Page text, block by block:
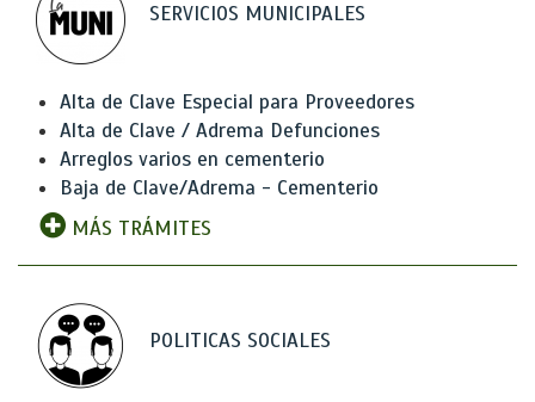
SERVICIOS MUNICIPALES
Alta de Clave Especial para Proveedores
Alta de Clave / Adrema Defunciones
Arreglos varios en cementerio
Baja de Clave/Adrema - Cementerio
MÁS TRÁMITES
POLITICAS SOCIALES